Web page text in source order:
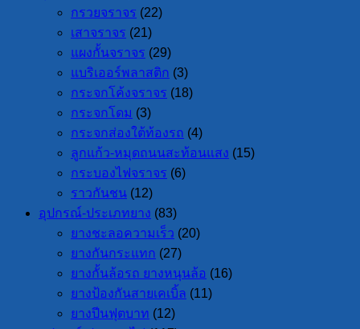
กรวยจราจร (22)
เสาจราจร (21)
แผงกั้นจราจร (29)
แบริเออร์พลาสติก (3)
กระจกโค้งจราจร (18)
กระจกโดม (3)
กระจกส่องใต้ท้องรถ (4)
ลูกแก้ว-หมุดถนนสะท้อนแสง (15)
กระบองไฟจราจร (6)
ราวกันชน (12)
อุปกรณ์-ประเภทยาง (83)
ยางชะลอความเร็ว (20)
ยางกันกระแทก (27)
ยางกั้นล้อรถ ยางหนุนล้อ (16)
ยางป้องกันสายเคเบิ้ล (11)
ยางปีนฟุตบาท (12)